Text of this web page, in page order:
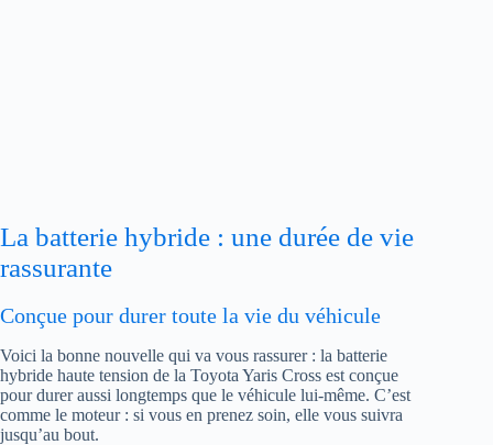
La batterie hybride : une durée de vie
rassurante
Conçue pour durer toute la vie du véhicule
Voici la bonne nouvelle qui va vous rassurer : la batterie
hybride haute tension de la Toyota Yaris Cross est conçue
pour durer aussi longtemps que le véhicule lui-même. C’est
comme le moteur : si vous en prenez soin, elle vous suivra
jusqu’au bout.